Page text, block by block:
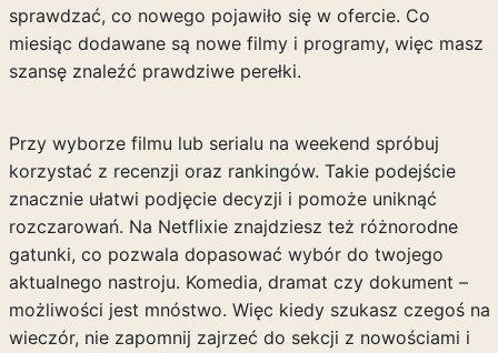
sprawdzać, co nowego pojawiło się w ofercie. Co
miesiąc dodawane są nowe filmy i programy, więc masz
szansę znaleźć prawdziwe perełki.
Przy wyborze filmu lub serialu na weekend spróbuj
korzystać z recenzji oraz rankingów. Takie podejście
znacznie ułatwi podjęcie decyzji i pomoże uniknąć
rozczarowań. Na Netflixie znajdziesz też różnorodne
gatunki, co pozwala dopasować wybór do twojego
aktualnego nastroju. Komedia, dramat czy dokument –
możliwości jest mnóstwo. Więc kiedy szukasz czegoś na
wieczór, nie zapomnij zajrzeć do sekcji z nowościami i